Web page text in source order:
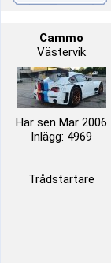
Cammo
Västervik
Här sen Mar 2006
Inlägg: 4969
Trådstartare